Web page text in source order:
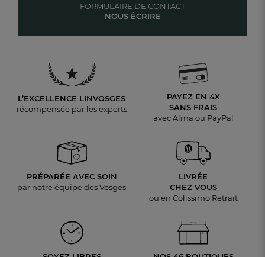
FORMULAIRE DE CONTACT
NOUS ÉCRIRE
L’EXCELLENCE LINVOSGES
récompensée par les experts
PAYEZ EN 4X
SANS FRAIS
avec Alma ou PayPal
PRÉPARÉE AVEC SOIN
par notre équipe des Vosges
LIVRÉE
CHEZ VOUS
ou en Colissimo Retrait